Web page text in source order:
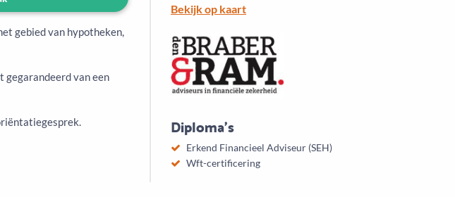
gebied van hypotheken,
gegarandeerd van een
Bekijk op kaart
Diploma's
Erkend Financieel Adviseur (SEH)
Wft-certificering